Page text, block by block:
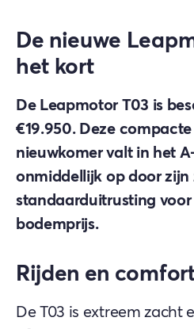
De nieuwe
het kort
De Leapmotor T03 is
€19.950. Deze
nieuwkomer valt in het
onmiddellijk op door zijn
standaarduitrusting voor
bodemprijs.
Rijden en
De T03 is extreem zacht